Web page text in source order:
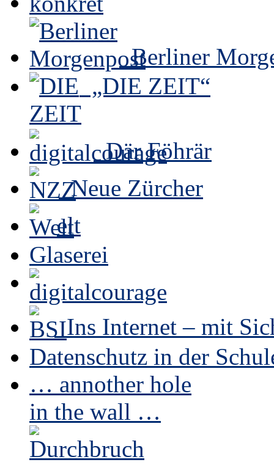
Berliner
„DIE ZEIT“
Där Föhrär
Neue Zürcher
elt
Glaserei
Ins Internet – mit
Datenschutz in der
… annother hole
in the wall …